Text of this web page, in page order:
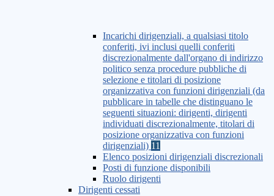
Incarichi dirigenziali, a qualsiasi titolo
conferiti, ivi inclusi quelli conferiti
discrezionalmente dall'organo di indirizzo
politico senza procedure pubbliche di
selezione e titolari di posizione
organizzativa con funzioni dirigenziali (da
pubblicare in tabelle che distinguano le
seguenti situazioni: dirigenti, dirigenti
individuati discrezionalmente, titolari di
posizione organizzativa con funzioni
dirigenziali) 11
Elenco posizioni dirigenziali discrezionali
Posti di funzione disponibili
Ruolo dirigenti
Dirigenti cessati